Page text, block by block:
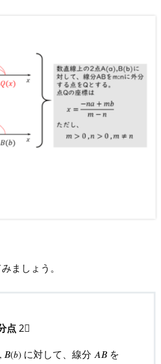
ましょう。
点 2⃣
𝐵(𝑏)に対して、線分 𝐴𝐵を